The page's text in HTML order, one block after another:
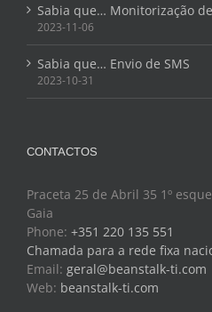
Sabia que… Monitorização
2023-11-06
Sabia que… Envio de SMS
2023-10-31
CONTACTOS
Praceta 25 de Abril 35 1º
Gaia
Phone: +351 220 135 551
Chamada para a rede fixa
Email: geral@beanstalk-ti.com
Web: beanstalk-ti.com